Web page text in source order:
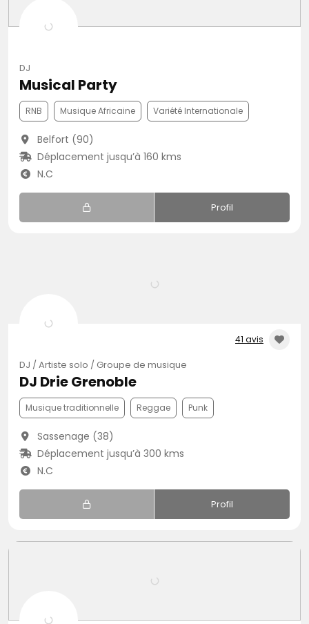
DJ
Musical Party
RNB Musique Africaine Variété Internationale
Belfort (90)
Déplacement jusqu’à 160 kms
N.C
Profil
41 avis
DJ / Artiste solo / Groupe de musique
DJ Drie Grenoble
Musique traditionnelle Reggae Punk
Sassenage (38)
Déplacement jusqu’à 300 kms
N.C
Profil